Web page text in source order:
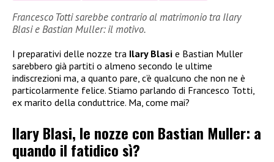
Francesco Totti sarebbe contrario al matrimonio tra Ilary
Blasi e Bastian Muller: il motivo.
I preparativi delle nozze tra Ilary Blasi e Bastian Muller
sarebbero già partiti o almeno secondo le ultime
indiscrezioni ma, a quanto pare, c’è qualcuno che non ne è
particolarmente felice. Stiamo parlando di Francesco Totti,
ex marito della conduttrice. Ma, come mai?
Ilary Blasi, le nozze con Bastian Muller: a
quando il fatidico sì?